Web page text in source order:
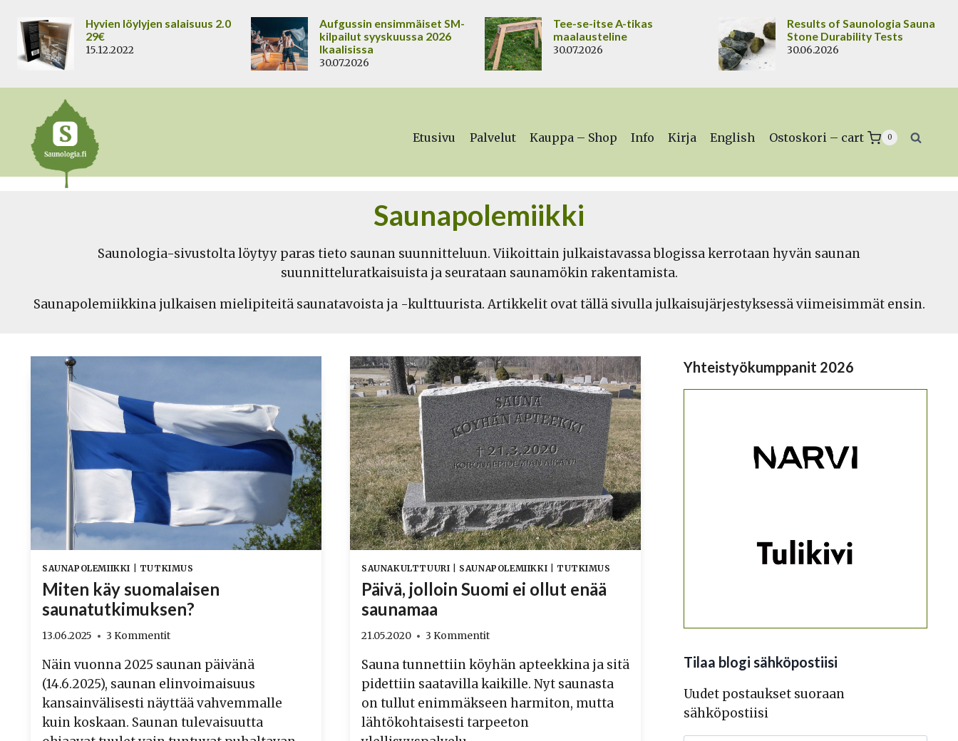
sisältöön
Hyvien löylyjen salaisuus 2.0
29€
15.12.2022
Aufgussin ensimmäiset SM-
kilpailut syyskuussa 2026
Ikaalisissa
30.07.2026
Tee-se-itse A-tikas
maalausteline
30.07.2026
Results of Saunologia Sauna
Stone Durability Tests
30.06.2026
Etusivu Palvelut Kauppa – Shop Info Kirja English Ostoskori – cart 0
Saunapolemiikki
Saunologia-sivustolta löytyy paras tieto saunan suunnitteluun. Viikoittain julkaistavassa blogissa kerrotaan hyvän saunan
suunnitteluratkaisuista ja seurataan saunamökin rakentamista.
Saunapolemiikkina julkaisen mielipiteitä saunatavoista ja -kulttuurista. Artikkelit ovat tällä sivulla julkaisujärjestyksessä viimeisimmät ensin.
SAUNAPOLEMIIKKI TUTKIMUS
Miten käy suomalaisen
saunatutkimuksen?
13.06.2025 3 Kommentit
Näin vuonna 2025 saunan päivänä
(14.6.2025), saunan elinvoimaisuus
kansainvälisesti näyttää vahvemmalle
kuin koskaan. Saunan tulevaisuutta
SAUNAKULTTUURI SAUNAPOLEMIIKKI TUTKIMUS
Päivä, jolloin Suomi ei ollut enää
saunamaa
21.05.2020 3 Kommentit
Sauna tunnettiin köyhän apteekkina ja sitä
pidettiin saatavilla kaikille. Nyt saunasta
on tullut enimmäkseen harmiton, mutta
lähtökohtaisesti tarpeeton
Yhteistyökumppanit 2026
Tilaa blogi sähköpostiisi
Uudet postaukset suoraan
sähköpostiisi